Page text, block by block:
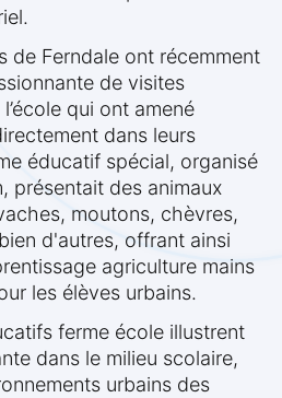
de Ferndale ont récemment
de visites
qui ont amené
dans leurs
éducatif spécial, organisé
présentait des animaux
moutons, chèvres,
d'autres, offrant ainsi
agriculture mains
les élèves urbains.
ferme école illustrent
dans le milieu scolaire,
urbains des